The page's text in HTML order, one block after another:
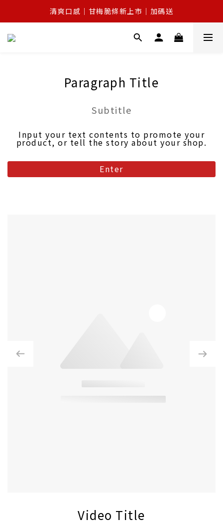
全館$999免運｜新客登錄享$399免運
清爽口感｜甘梅脆條新上市｜加碼送
全館$999免運｜新客登錄享$399免運
Paragraph Title
Subtitle
Input your text contents to promote your
product, or tell the story about your shop.
Enter
Video Title